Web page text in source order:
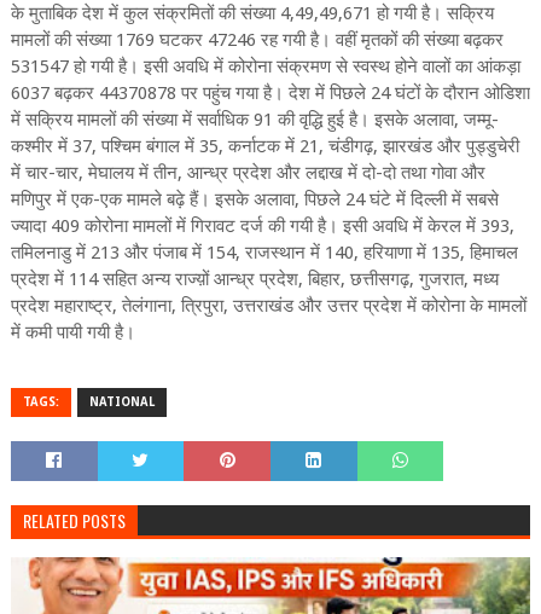
के मुताबिक देश में कुल संक्रमितों की संख्या 4,49,49,671 हो गयी है। सक्रिय
मामलों की संख्या 1769 घटकर 47246 रह गयी है। वहीं मृतकों की संख्या बढ़कर
531547 हो गयी है। इसी अवधि में कोरोना संक्रमण से स्वस्थ होने वालों का आंकड़ा
6037 बढ़कर 44370878 पर पहुंच गया है। देश में पिछले 24 घंटों के दौरान ओडिशा
में सक्रिय मामलों की संख्या में सर्वाधिक 91 की वृद्धि हुई है। इसके अलावा, जम्मू-
कश्मीर में 37, पश्चिम बंगाल में 35, कर्नाटक में 21, चंडीगढ़, झारखंड और पुड्डुचेरी
में चार-चार, मेघालय में तीन, आन्ध्र प्रदेश और लद्दाख में दो-दो तथा गोवा और
मणिपुर में एक-एक मामले बढ़े हैं। इसके अलावा, पिछले 24 घंटे में दिल्ली में सबसे
ज्यादा 409 कोरोना मामलों में गिरावट दर्ज की गयी है। इसी अवधि में केरल में 393,
तमिलनाडु में 213 और पंजाब में 154, राजस्थान में 140, हरियाणा में 135, हिमाचल
प्रदेश में 114 सहित अन्य राज्य़ों आन्ध्र प्रदेश, बिहार, छत्तीसगढ़, गुजरात, मध्य
प्रदेश महाराष्ट्र, तेलंगाना, त्रिपुरा, उत्तराखंड और उत्तर प्रदेश में कोरोना के मामलों
में कमी पायी गयी है।
TAGS: NATIONAL
RELATED POSTS